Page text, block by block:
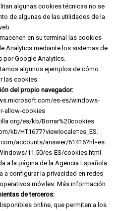
algunas cookies técnicas no se
de algunas de las utilidades de la
en su terminal las cookies
Analytics mediante los sistemas de
por Google Analytics.
algunos ejemplos de cómo
las cookies:
del propio navegador:
es-es/windows-
allow-cookies
es/kb/Borrar%20cookies
kb/HT1677?viewlocale=es_ES.
accounts/answer/61416?hl=es.
11.50/es-ES/cookies.html
a la página de la Agencia Española
a configurar la privacidad en redes
móviles. Más información.
de terceros:
online, que permiten a los